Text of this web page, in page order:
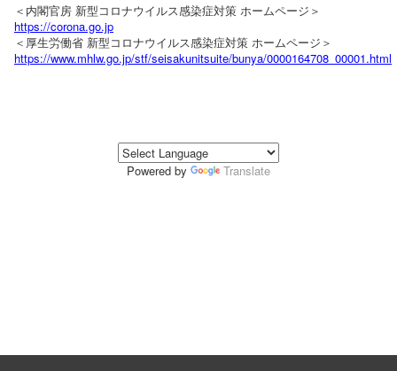
＜内閣官房 新型コロナウイルス感染症対策 ホームページ＞
https://corona.go.jp
＜厚生労働省 新型コロナウイルス感染症対策 ホームページ＞
https://www.mhlw.go.jp/stf/seisakunitsuite/bunya/0000164708_00001.html
Powered by Translate